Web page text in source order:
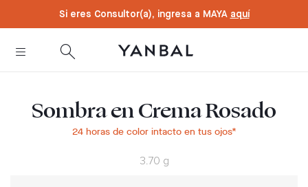
Si eres Consultor(a), ingresa a MAYA aquí
Sombra en Crema Rosado
24 horas de color intacto en tus ojos*
3.70 g